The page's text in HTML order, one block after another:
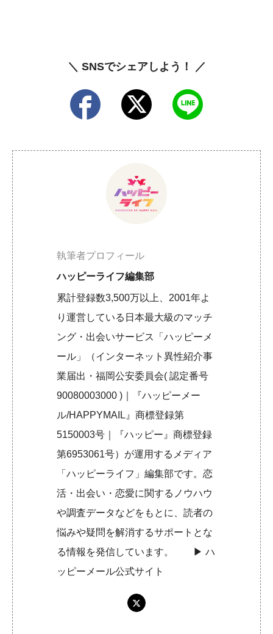
＼ SNSでシェアしよう！ ／
執筆者プロフィール
ハッピーライフ編集部
累計登録数3,500万以上、2001年よ
り運営している日本最大級のマッチ
ング・出会いサービス「ハッピーメ
ール」（インターネット異性紹介事
業届出・福岡公安委員会( 認定番号
90080003000 )｜『ハッピーメー
ル/HAPPYMAIL』商標登録第
5150003号｜『ハッピー』商標登録
第6953061号）が運用するメディア
「ハッピーライフ」編集部です。恋
活・出会い・恋愛に関するノウハウ
や調査データなどをもとに、読者の
悩みや疑問を解消するサポートとな
る情報を発信しています。 ▶︎ハ
ッピーメール公式サイト